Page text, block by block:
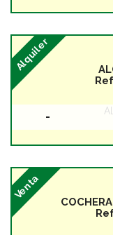
Alquiler
-
Venta